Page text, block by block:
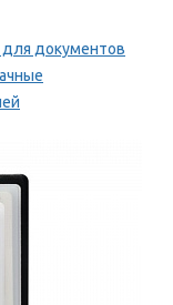
документов